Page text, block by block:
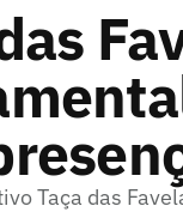
Taça das